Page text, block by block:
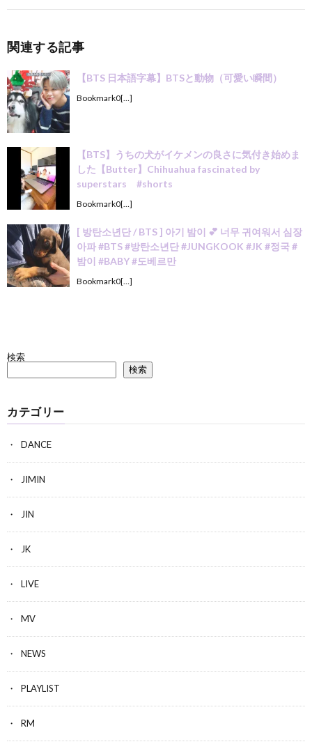
関連する記事
【BTS 日本語字幕】BTSと動物（可愛い瞬間）
Bookmark0[…]
【BTS】うちの犬がイケメンの良さに気付き始めま
した【Butter】Chihuahua fascinated by
superstars #shorts
Bookmark0[…]
[ 방탄소년단 / BTS ] 아기 밤이 💕 너무 귀여워서 심장
아파 #BTS #방탄소년단 #JUNGKOOK #JK #정국 #
밤이 #BABY #도베르만
Bookmark0[…]
検索
検索
カテゴリー
DANCE
JIMIN
JIN
JK
LIVE
MV
NEWS
PLAYLIST
RM